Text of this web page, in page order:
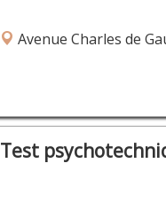
Avenue Charles de
Test